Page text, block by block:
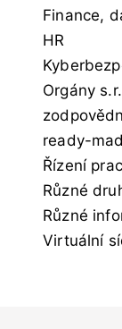
Finance,
HR
Orgány
ready-
Řízení
Různé
Různé
Virtuální